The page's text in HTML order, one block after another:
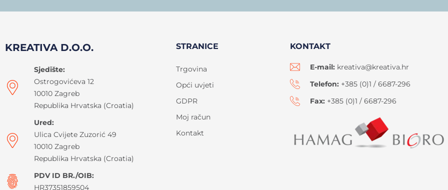
KREATIVA D.O.O.
Sjedište:
Ostrogovićeva 12
10010 Zagreb
Republika Hrvatska (Croatia)
Ured:
Ulica Cvijete Zuzorić 49
10010 Zagreb
Republika Hrvatska (Croatia)
PDV ID BR./OIB:
HR37351859504
STRANICE
Trgovina
Opći uvjeti
GDPR
Moj račun
Kontakt
KONTAKT
E-mail: kreativa@kreativa.hr
Telefon: +385 (0)1 / 6687-296
Fax: +385 (0)1 / 6687-296